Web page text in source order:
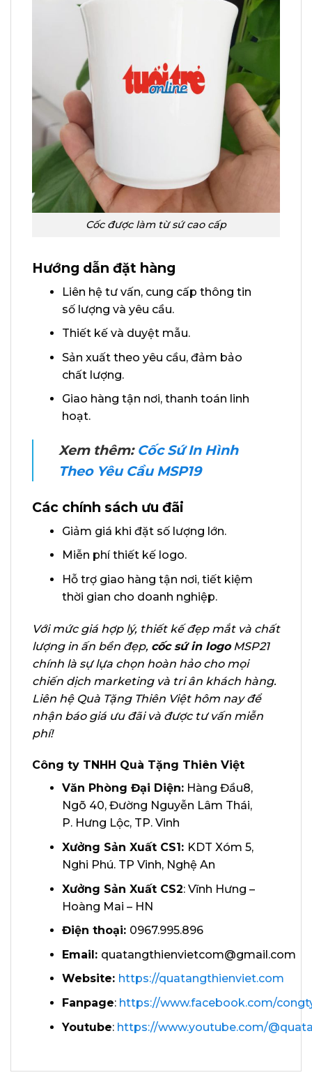
Cốc được làm từ sứ cao cấp
Hướng dẫn đặt hàng
Liên hệ tư vấn, cung cấp thông tin
số lượng và yêu cầu.
Thiết kế và duyệt mẫu.
Sản xuất theo yêu cầu, đảm bảo
chất lượng.
Giao hàng tận nơi, thanh toán linh
hoạt.
Xem thêm: Cốc Sứ In Hình
Theo Yêu Cầu MSP19
Các chính sách ưu đãi
Giảm giá khi đặt số lượng lớn.
Miễn phí thiết kế logo.
Hỗ trợ giao hàng tận nơi, tiết kiệm
thời gian cho doanh nghiệp.
Với mức giá hợp lý, thiết kế đẹp mắt và chất
lượng in ấn bền đẹp, cốc sứ in logoMSP21
chính là sự lựa chọn hoàn hảo cho mọi
chiến dịch marketing và tri ân khách hàng.
Liên hệ Quà Tặng Thiên Việt hôm nay để
nhận báo giá ưu đãi và được tư vấn miễn
phí!
Công ty TNHH Quà Tặng Thiên Việt
Văn Phòng Đại Diện:Hàng Đầu8,
Ngõ 40, Đường Nguyễn Lâm Thái,
P. Hưng Lộc, TP. Vinh
Xưởng Sản Xuất CS1: KDT Xóm 5,
Nghi Phú. TP Vinh, Nghệ An
Xưởng Sản Xuất CS2: Vĩnh Hưng –
Hoàng Mai – HN
Điện thoại: 0967.995.896
Email: quatangthienvietcom@gmail.com
Website: https://quatangthienviet.com
Fanpage: https://www.facebook.com/
Youtube: https://www.youtube.com/